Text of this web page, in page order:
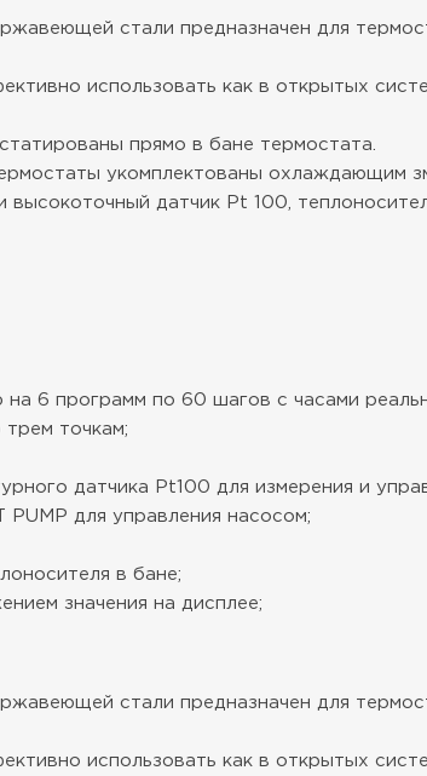
стали предназначен для
использовать как в открытых
прямо в бане термостата.
укомплектованы охлаждающим
датчик Pt 100,
6 программ по 60 шагов с часами
точкам;
датчика Pt100 для измерения и
PUMP для управления насосом;
в бане;
значения на дисплее;
стали предназначен для
использовать как в открытых